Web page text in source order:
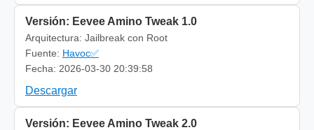
Versión: Eevee Amino Tweak 1.0
Arquitectura: Jailbreak con Root
Fuente: Havoc✅
Fecha: 2026-03-30 20:39:58
Descargar
Versión: Eevee Amino Tweak 2.0